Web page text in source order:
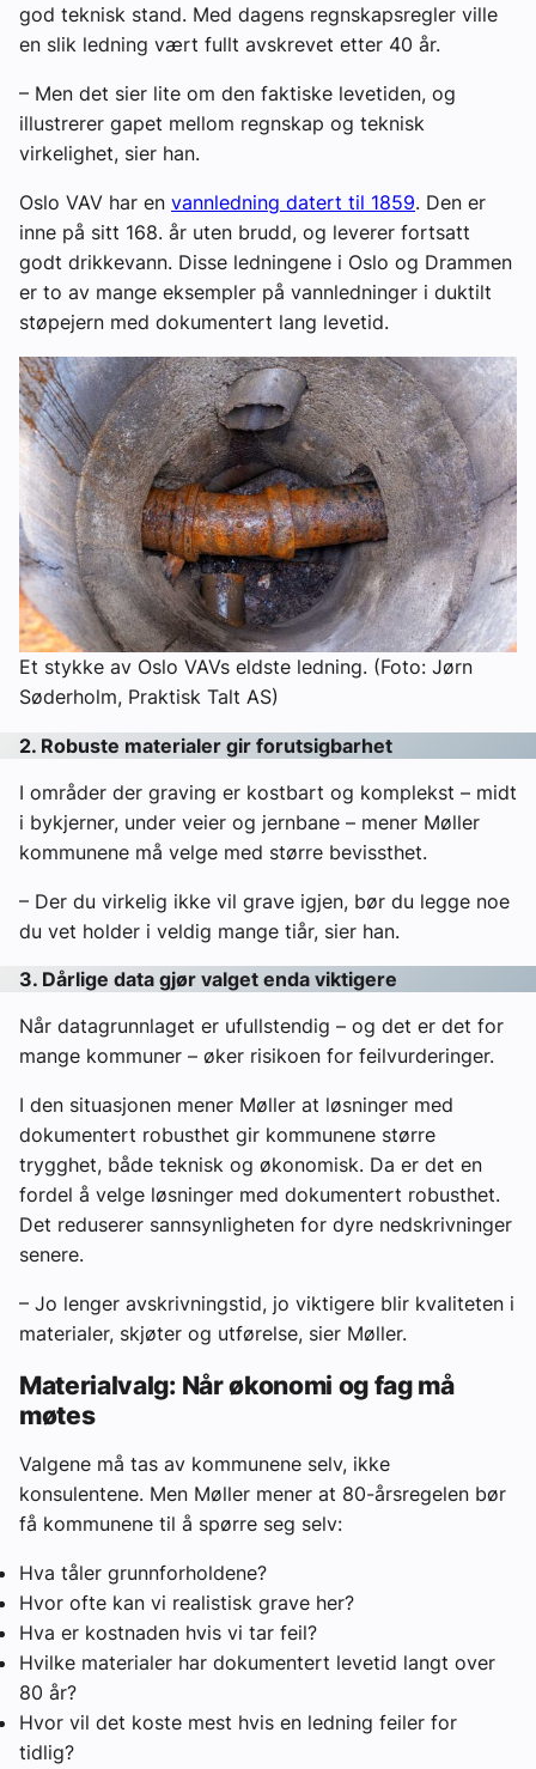
god teknisk stand. Med dagens regnskapsregler ville
en slik ledning vært fullt avskrevet etter 40 år.
– Men det sier lite om den faktiske levetiden, og
illustrerer gapet mellom regnskap og teknisk
virkelighet, sier han.
Oslo VAV har en vannledning datert til 1859. Den er
inne på sitt 168. år uten brudd, og leverer fortsatt
godt drikkevann. Disse ledningene i Oslo og Drammen
er to av mange eksempler på vannledninger i duktilt
støpejern med dokumentert lang levetid.
Et stykke av Oslo VAVs eldste ledning. (Foto: Jørn
Søderholm, Praktisk Talt AS)
2. Robuste materialer gir forutsigbarhet
I områder der graving er kostbart og komplekst – midt
i bykjerner, under veier og jernbane – mener Møller
kommunene må velge med større bevissthet.
– Der du virkelig ikke vil grave igjen, bør du legge noe
du vet holder i veldig mange tiår, sier han.
3. Dårlige data gjør valget enda viktigere
Når datagrunnlaget er ufullstendig – og det er det for
mange kommuner – øker risikoen for feilvurderinger.
I den situasjonen mener Møller at løsninger med
dokumentert robusthet gir kommunene større
trygghet, både teknisk og økonomisk. Da er det en
fordel å velge løsninger med dokumentert robusthet.
Det reduserer sannsynligheten for dyre nedskrivninger
senere.
– Jo lenger avskrivningstid, jo viktigere blir kvaliteten i
materialer, skjøter og utførelse, sier Møller.
Materialvalg: Når økonomi og fag må
møtes
Valgene må tas av kommunene selv, ikke
konsulentene. Men Møller mener at 80-årsregelen bør
få kommunene til å spørre seg selv:
Hva tåler grunnforholdene?
Hvor ofte kan vi realistisk grave her?
Hva er kostnaden hvis vi tar feil?
Hvilke materialer har dokumentert levetid langt over
80 år?
Hvor vil det koste mest hvis en ledning feiler for
tidlig?